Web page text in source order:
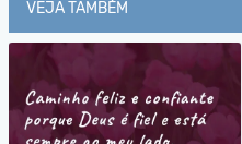
VEJA TAMBÉM